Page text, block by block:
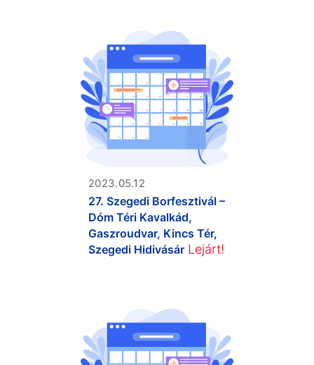
2023.05.12
27. Szegedi Borfesztivál –
Dóm Téri Kavalkád,
Gaszroudvar, Kincs Tér,
Szegedi Hidivásár Lejárt!